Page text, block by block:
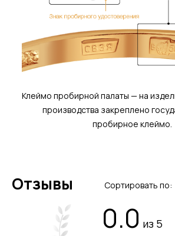
Клеймо пробирной палаты — на
производства закреплено
пробирное клеймо.
Отзывы Сортировать по:
0.0 из 5